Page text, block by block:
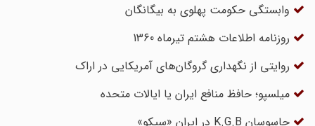
وابستگی حکومت پهلوی به بیگانگان
روزنامه اطلاعات هشتم تیرماه 1360
روایتی از نگهداری گروگان‌های آمریکایی در اراک
میلسپو؛ حافظ منافع ایران یا ایالات متحده
جاسوسان K.G.B در ایران «سیکو»